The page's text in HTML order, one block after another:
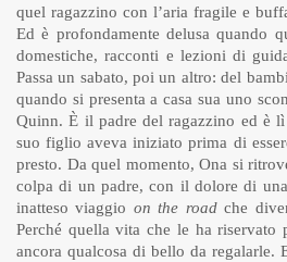
quel ragazzino con l’aria fragile e
Ed è profondamente delusa quando
domestiche, racconti e lezioni di
Passa un sabato, poi un altro: del
quando si presenta a casa sua uno
Quinn. È il padre del ragazzino ed è
suo figlio aveva iniziato prima di
presto. Da quel momento, Ona si
colpa di un padre, con il dolore di
inatteso viaggio on the roadche
Perché quella vita che le ha riservato
ancora qualcosa di bello da regalarle.